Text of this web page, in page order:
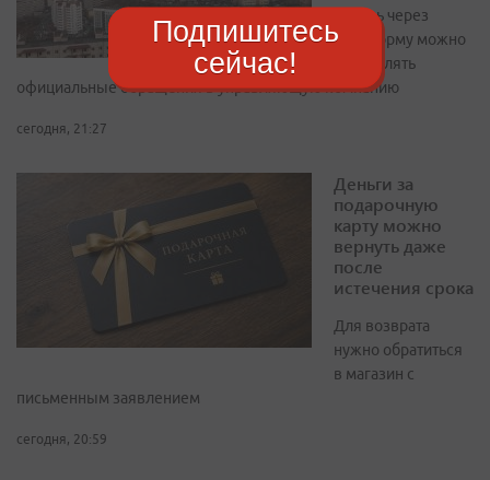
Теперь через
платформу можно
направлять
официальные обращения в управляющую компанию
сегодня, 21:27
Деньги за
подарочную
карту можно
вернуть даже
после
истечения срока
Для возврата
нужно обратиться
в магазин с
письменным заявлением
сегодня, 20:59
Подпишитесь
сейчас!